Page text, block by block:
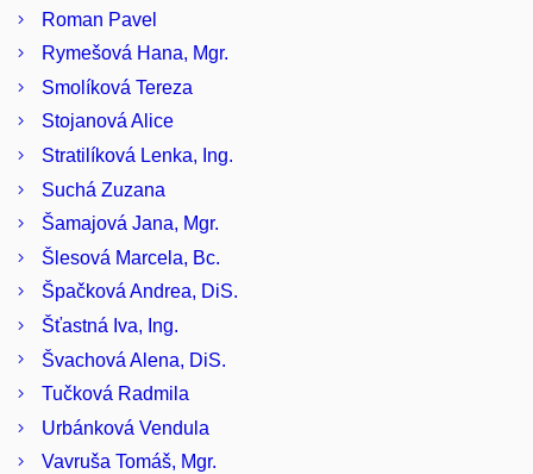
Roman Pavel
Rymešová Hana, Mgr.
Smolíková Tereza
Stojanová Alice
Stratilíková Lenka, Ing.
Suchá Zuzana
Šamajová Jana, Mgr.
Šlesová Marcela, Bc.
Špačková Andrea, DiS.
Šťastná Iva, Ing.
Švachová Alena, DiS.
Tučková Radmila
Urbánková Vendula
Vavruša Tomáš, Mgr.